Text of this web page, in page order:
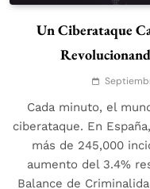
Un Ciberataque
Cada minuto, el
ciberataque. En
más de 245,000
aumento del 3.4%
Balance de